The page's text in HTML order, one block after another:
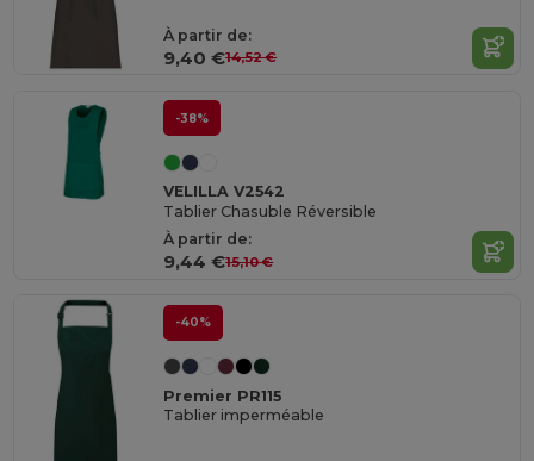
À partir de:
9,40 €14,52 €
-38%
VELILLA V2542
Tablier Chasuble Réversible
À partir de:
9,44 €15,10 €
-40%
Premier PR115
Tablier imperméable